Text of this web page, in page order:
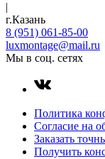
|
г.Казань
8 (951) 061-85-00
luxmontage@mail.ru
Мы в соц. сетях
Политика
Согласие на
Заказать
Получить